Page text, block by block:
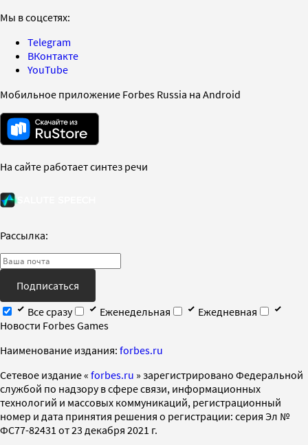
Мы в соцсетях:
Telegram
ВКонтакте
YouTube
Мобильное приложение Forbes Russia на Android
На сайте работает синтез речи
Рассылка:
Подписаться
Все сразу
Еженедельная
Ежедневная
Новости Forbes Games
Наименование издания: forbes.ru
Cетевое издание « forbes.ru » зарегистрировано Федеральной
службой по надзору в сфере связи, информационных
технологий и массовых коммуникаций, регистрационный
номер и дата принятия решения о регистрации: серия Эл №
ФС77-82431 от 23 декабря 2021 г.